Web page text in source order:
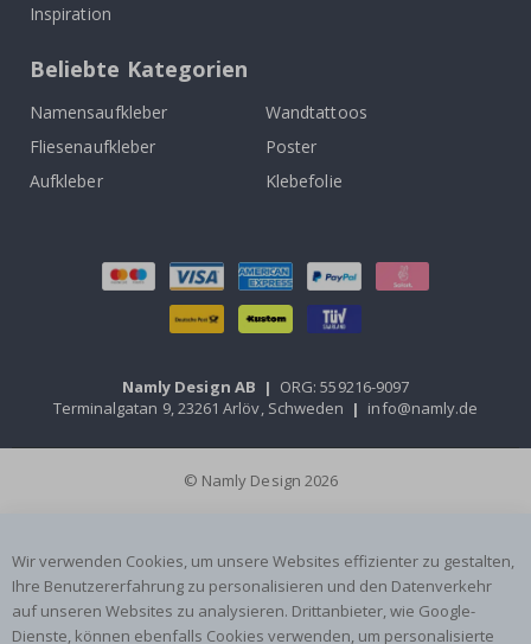
Inspiration
Beliebte Kategorien
Namensaufkleber
Wandtattoos
Fliesenaufkleber
Poster
Aufkleber
Klebefolie
Namly Design AB | ORG: 559216-9097
Terminalgatan 9, 23261 Arlöv, Schweden | info@namly.de
© Namly Design 2026
Wir verwenden Cookies, um unsere Websites effizienter zu gestalten,
Ihre Benutzererfahrung zu personalisieren und den Datenverkehr
auf unseren Websites zu analysieren. Drittanbieter, wie Google-
Dienste, können ebenfalls Cookies verwenden, um personalisierte